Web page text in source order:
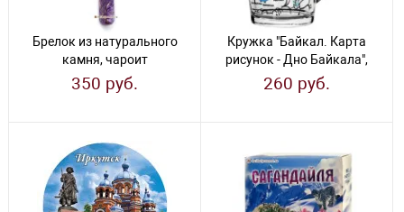
Брелок из натурального
камня, чароит
350 руб.
Кружка "Байкал. Карта
рисунок - Дно Байкала",
320 мл, стекло
260 руб.